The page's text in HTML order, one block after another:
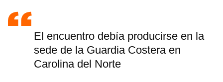
El encuentro debía producirse en la
sede de la Guardia Costera en
Carolina del Norte